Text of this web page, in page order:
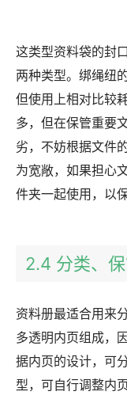
这类型资料袋的封
两种类型。绑绳纽
但使用上相对比较
多，但在保管重要
劣，不妨根据文件
为宽敞，如果担心
件夹一起使用，以
2.4 分类、保
资料册最适合用来
多透明内页组成，
据内页的设计，可
型，可自行调整内